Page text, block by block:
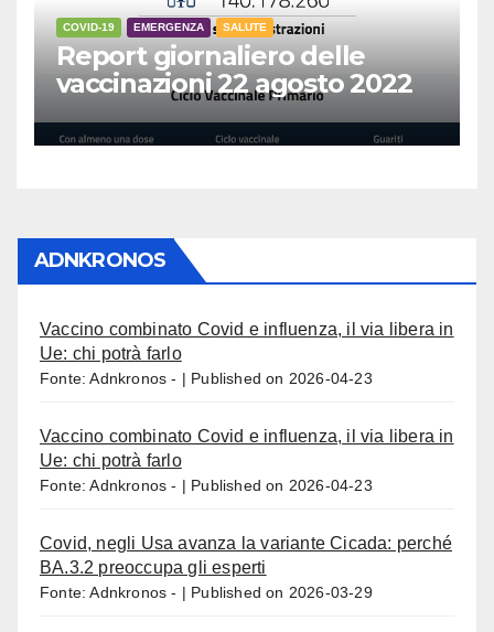
COVID-19 EMERGENZA SALUTE
Report giornaliero delle
vaccinazioni 22 agosto 2022
ADNKRONOS
Vaccino combinato Covid e influenza, il via libera in
Ue: chi potrà farlo
Fonte: Adnkronos - Published on 2026-04-23
Vaccino combinato Covid e influenza, il via libera in
Ue: chi potrà farlo
Fonte: Adnkronos - Published on 2026-04-23
Covid, negli Usa avanza la variante Cicada: perché
BA.3.2 preoccupa gli esperti
Fonte: Adnkronos - Published on 2026-03-29